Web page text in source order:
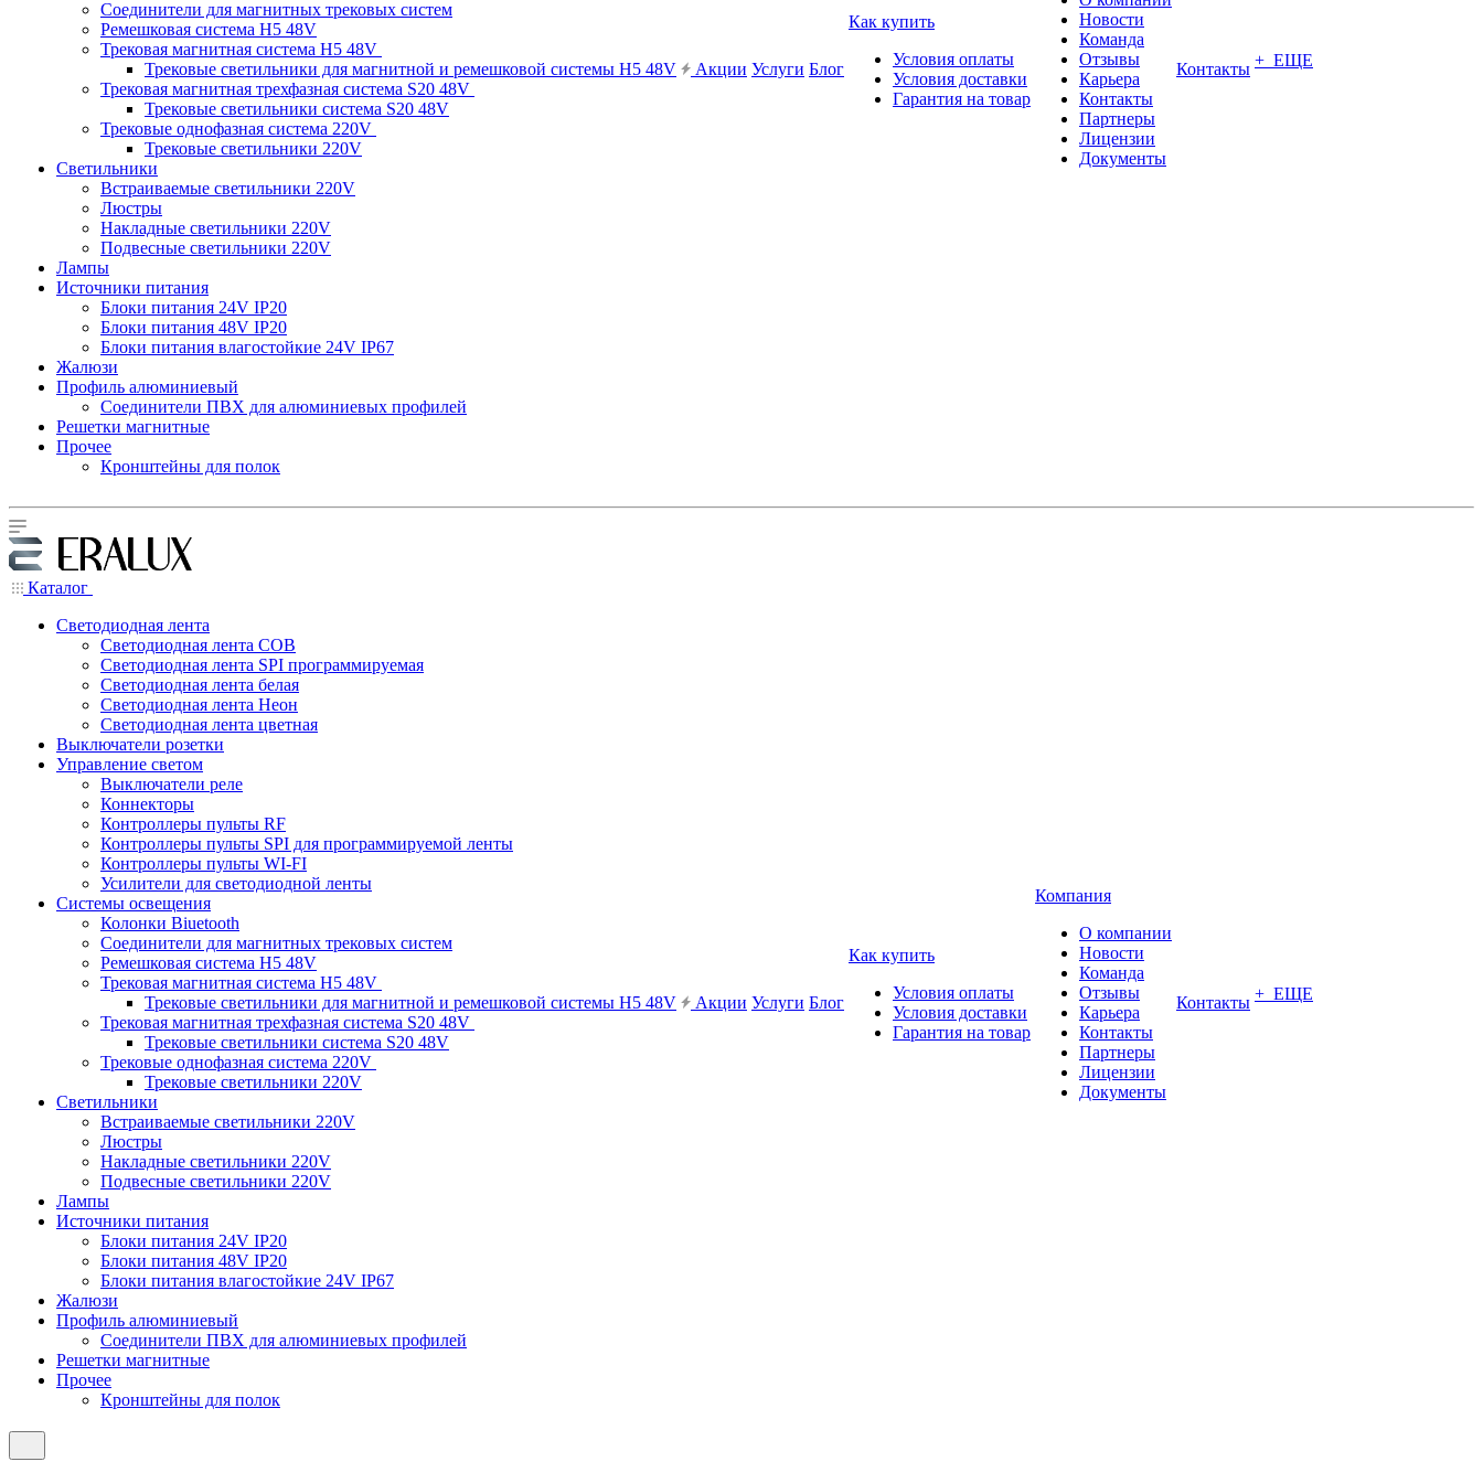
Соединители для магнитных трековых систем
Ремешковая система H5 48V
Трековая магнитная система H5 48V
Трековые светильники для магнитной и ремешковой системы H5 48V
Трековая магнитная трехфазная система S20 48V
Трековые светильники система S20 48V
Трековые однофазная система 220V
Трековые светильники 220V
Светильники
Встраиваемые светильники 220V
Люстры
Накладные светильники 220V
Подвесные светильники 220V
Лампы
Источники питания
Блоки питания 24V IP20
Блоки питания 48V IP20
Блоки питания влагостойкие 24V IP67
Жалюзи
Профиль алюминиевый
Соединители ПВХ для алюминиевых профилей
Решетки магнитные
Прочее
Кронштейны для полок
Акции Услуги Блог
Как купить
Условия оплаты
Условия доставки
Гарантия на товар
Новости
Команда
Отзывы
Карьера
Контакты
Партнеры
Лицензии
Документы
Контакты + ЕЩЕ
Каталог
Светодиодная лента
Светодиодная лента COB
Светодиодная лента SPI программируемая
Светодиодная лента белая
Светодиодная лента Неон
Светодиодная лента цветная
Выключатели розетки
Управление светом
Выключатели реле
Коннекторы
Контроллеры пульты RF
Контроллеры пульты SPI для программируемой ленты
Контроллеры пульты WI-FI
Усилители для светодиодной ленты
Системы освещения
Колонки Biuetooth
Соединители для магнитных трековых систем
Ремешковая система H5 48V
Трековая магнитная система H5 48V
Трековые светильники для магнитной и ремешковой системы H5 48V
Трековая магнитная трехфазная система S20 48V
Трековые светильники система S20 48V
Трековые однофазная система 220V
Трековые светильники 220V
Светильники
Встраиваемые светильники 220V
Люстры
Накладные светильники 220V
Подвесные светильники 220V
Лампы
Источники питания
Блоки питания 24V IP20
Блоки питания 48V IP20
Блоки питания влагостойкие 24V IP67
Жалюзи
Профиль алюминиевый
Соединители ПВХ для алюминиевых профилей
Решетки магнитные
Прочее
Кронштейны для полок
Акции Услуги Блог
Как купить
Условия оплаты
Условия доставки
Гарантия на товар
Компания
О компании
Новости
Команда
Отзывы
Карьера
Контакты
Партнеры
Лицензии
Документы
Контакты + ЕЩЕ